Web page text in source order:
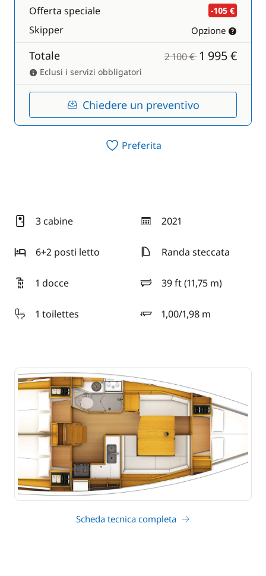
Offerta speciale -105 €
Skipper Opzione
Totale 2 100 €1 995 €
Eclusi i servizi obbligatori
Chiedere un preventivo
Preferita
3 cabine 2021
anno
6+2 posti letto
Randa steccata
1 docce 39 ft (11,75 m)
lunghezza
1 toilettes
1,00/1,98 m
pescaggio
Scheda tecnica completa